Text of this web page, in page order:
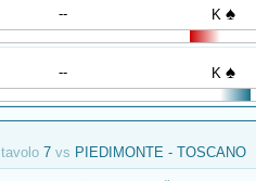
-- K ♠
-- K ♠
tavolo 7 vs PIEDIMONTE - TOSCANO